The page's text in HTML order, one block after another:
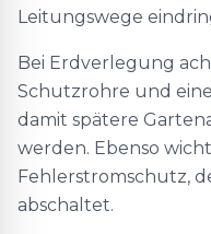
Leitungswege
Bei Erdverlegung
Schutzrohre und
damit spätere
werden. Ebenso
Fehlerstromschutz,
abschaltet.